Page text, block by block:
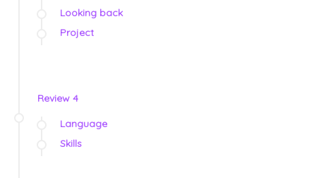
Looking back
Project
Review 4
Language
Skills